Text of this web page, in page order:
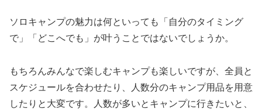
ソロキャンプの魅力は何といっても「自分のタイミング
で」「どこへでも」が叶うことではないでしょうか。
もちろんみんなで楽しむキャンプも楽しいですが、全員と
スケジュールを合わせたり、人数分のキャンプ用品を用意
したりと大変です。人数が多いとキャンプに行きたいと、